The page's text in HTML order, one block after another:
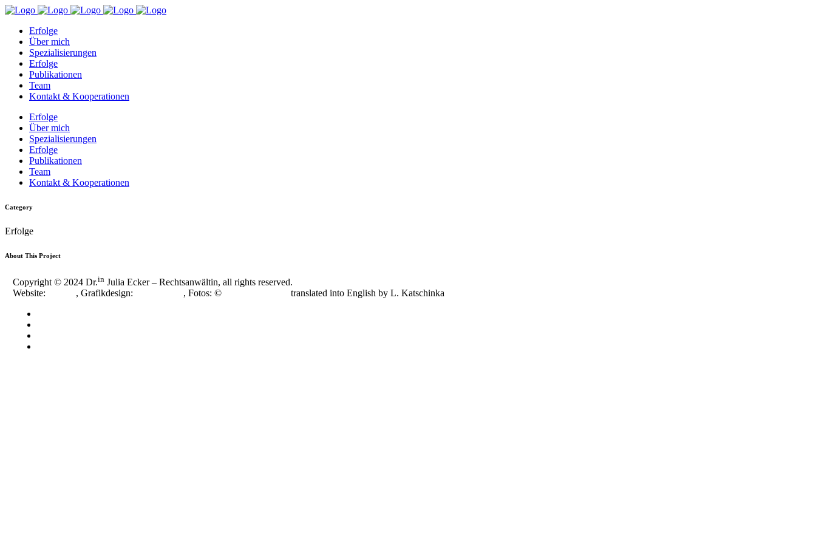
Erfolge
Über mich
Spezialisierungen
Erfolge
Publikationen
Team
Kontakt & Kooperationen
Erfolge
Über mich
Spezialisierungen
Erfolge
Publikationen
Team
Kontakt & Kooperationen
Category
Erfolge
About This Project
Copyright © 2024 Dr.in Julia Ecker – Rechtsanwältin, all rights reserved.
Website:
, Grafikdesign: , Fotos: ©
translated into English by L. Katschinka